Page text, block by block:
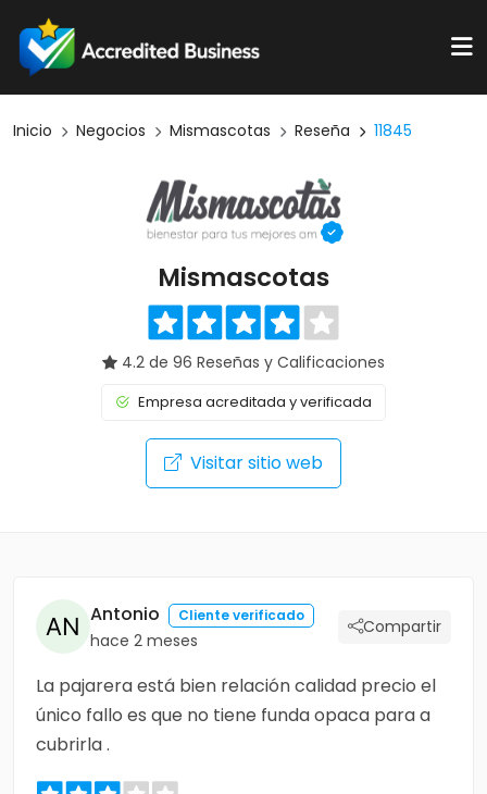
Inicio Negocios Mismascotas Reseña 11845
Mismascotas
4.2 de 96 Reseñas y Calificaciones
Empresa acreditada y verificada
Visitar sitio web
Antonio Cliente verificado
hace 2 meses
Compartir
La pajarera está bien relación calidad precio el
único fallo es que no tiene funda opaca para a
cubrirla .